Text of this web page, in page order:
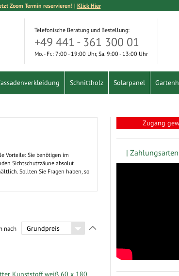
Zoom Termin reservieren! | Klick Hier
Telefonische Beratung und Bestellung:
+49 441 - 361 300 01
Mo. - Fr.: 7:00 - 19:00 Uhr, Sa. 9:00 - 13:00 Uhr
Schnittholz Solarpanel
Vorteile: Sie benötigen im
Sichtschutzzäune absolut
Sollten Sie Fragen haben, so
nach
Zugang
|